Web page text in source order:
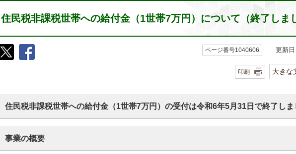
住民税非課税世帯への給付金（1世帯7万円）について（終了しま
ページ番号1040606 更新日
印刷 大きな
住民税非課税世帯への給付金（1世帯7万円）の受付は令和6年5月31日で終了しま
事業の概要